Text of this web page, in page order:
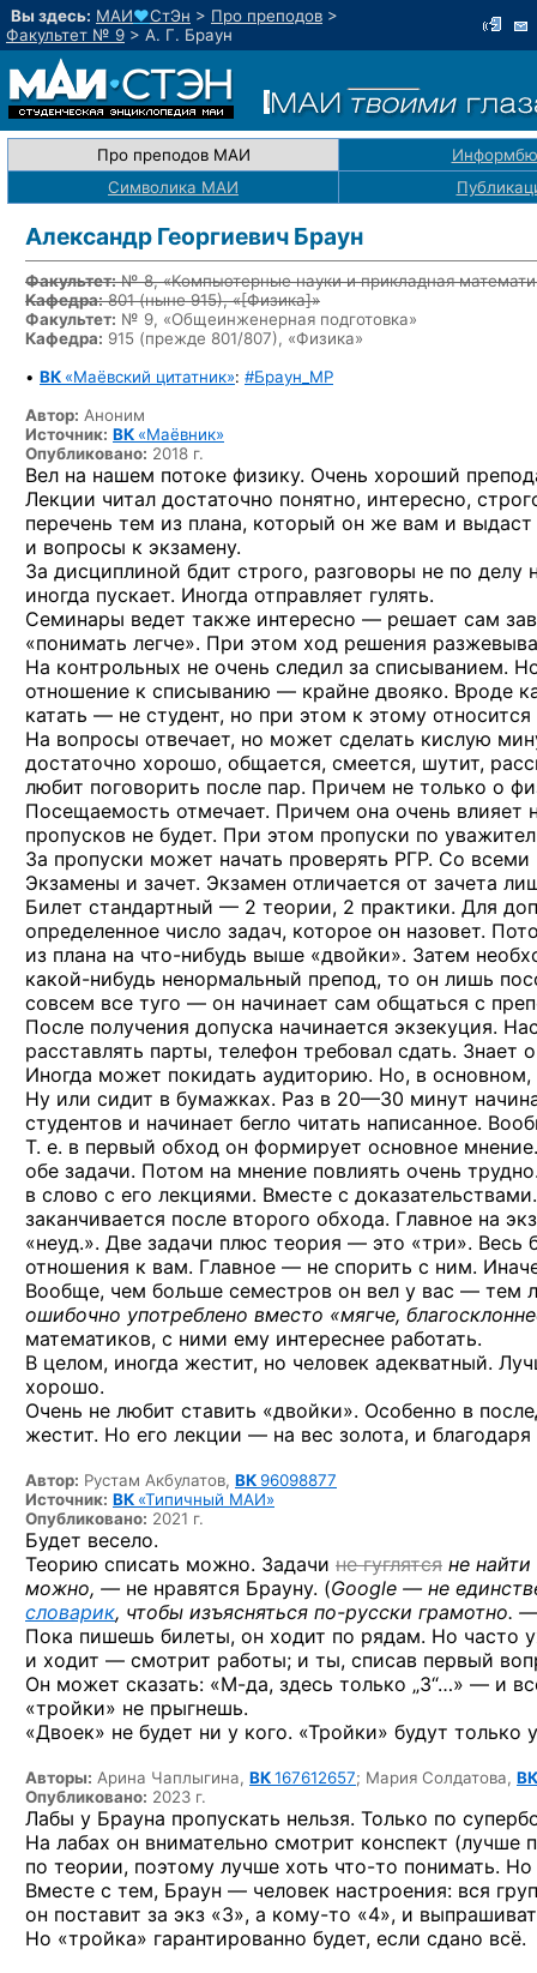
Вы здесь: МАИ♥СтЭн > Про преподов >
Факультет № 9 > А. Г. Браун
Про преподов МАИ
Символика МАИ
Александр Георгиевич Браун
Факультет:№ 8, «Компьютерные науки и прикладная
Кафедра:801(ныне 915), «[Физика]»
Факультет: № 9, «Общеинженерная подготовка»
Кафедра: 915 (прежде 801/807), «Физика»
• ВК «Маёвский цитатник»: #Браун_MP
Автор: Аноним
Источник: ВК «Маёвник»
Опубликовано: 2018 г.
Вел на нашем потоке физику. Очень хороший
Лекции читал достаточно понятно, интересно,
перечень тем из плана, который он же вам и
и вопросы к экзамену.
За дисциплиной бдит строго, разговоры не по
иногда пускает. Иногда отправляет гулять.
Семинары ведет также интересно — решает сам
«понимать легче». При этом ход решения
На контрольных не очень следил за списыванием.
отношение к списыванию — крайне двояко. Вроде
катать — не студент, но при этом к этому
На вопросы отвечает, но может сделать кислую
достаточно хорошо, общается, смеется, шутит,
любит поговорить после пар. Причем не только о
Посещаемость отмечает. Причем она очень влияет
пропусков не будет. При этом пропуски по
За пропуски может начать проверять РГР. Со
Экзамены и зачет. Экзамен отличается от зачета
Билет стандартный — 2 теории, 2 практики. Для
определенное число задач, которое он назовет.
из плана на что-нибудь выше «двойки». Затем
какой-нибудь ненормальный препод, то он лишь
совсем все туго — он начинает сам общаться с
После получения допуска начинается экзекуция.
расставлять парты, телефон требовал сдать.
Иногда может покидать аудиторию. Но, в
Ну или сидит в бумажках. Раз в 20—30 минут
студентов и начинает бегло читать написанное.
Т. е. в первый обход он формирует основное
обе задачи. Потом на мнение повлиять очень
в слово с его лекциями. Вместе с
заканчивается после второго обхода. Главное на
«неуд.». Две задачи плюс теория — это «три». Весь
отношения к вам. Главное — не спорить с ним.
Вообще, чем больше семестров он вел у вас — тем
ошибочно употреблено вместо «мягче,
математиков, с ними ему интереснее работать.
В целом, иногда жестит, но человек адекватный.
хорошо.
Очень не любит ставить «двойки». Особенно в
жестит. Но его лекции — на вес золота, и
Автор: Рустам Акбулатов, ВК96098877
Источник: ВК «Типичный МАИ»
Опубликовано: 2021 г.
Будет весело.
Теорию списать можно. Задачи не гуглятся не найти
можно, — не нравятся Брауну. (Google — не
словарик, чтобы изъясняться по-русски грамотно.
Пока пишешь билеты, он ходит по рядам. Но часто
и ходит — смотрит работы; и ты, списав первый
Он может сказать: «М-да, здесь только „3“…» — и
«тройки» не прыгнешь.
«Двоек» не будет ни у кого. «Тройки» будут только
Авторы: Арина Чаплыгина, ВК167612657; Мария Солдатова,
Опубликовано: 2023 г.
Лабы у Брауна пропускать нельзя. Только по
На лабах он внимательно смотрит конспект (лучше
по теории, поэтому лучше хоть что-то понимать. Но
Вместе с тем, Браун — человек настроения: вся
он поставит за экз «3», а кому-то «4», и
Но «тройка» гарантированно будет, если сдано всё.